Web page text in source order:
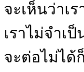
จะเห็นว่าเ
เราไม่จำ
จะต่อไม่ไ